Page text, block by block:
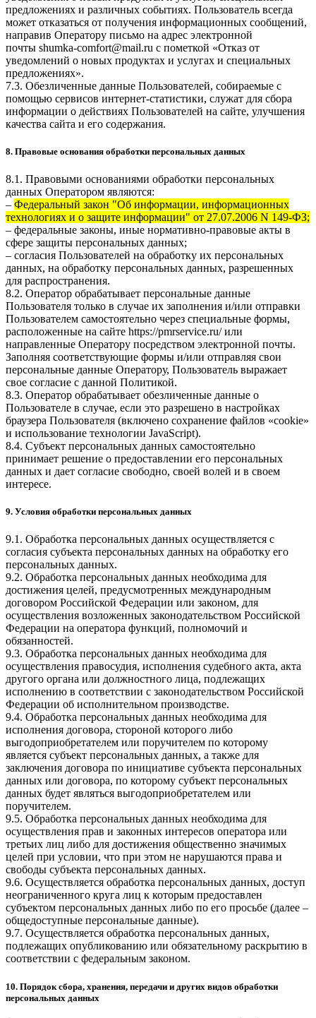
предложениях и различных событиях. Пользователь всегда
может отказаться от получения информационных сообщений,
направив Оператору письмо на адрес электронной
почты shumka-comfort@mail.ru с пометкой «Отказ от
уведомлений о новых продуктах и услугах и специальных
предложениях».
7.3. Обезличенные данные Пользователей, собираемые с
помощью сервисов интернет-статистики, служат для сбора
информации о действиях Пользователей на сайте, улучшения
качества сайта и его содержания.
8. Правовые основания обработки персональных данных
8.1. Правовыми основаниями обработки персональных
данных Оператором являются:
– Федеральный закон "Об информации, информационных
технологиях и о защите информации" от 27.07.2006 N 149-ФЗ;
– федеральные законы, иные нормативно-правовые акты в
сфере защиты персональных данных;
– согласия Пользователей на обработку их персональных
данных, на обработку персональных данных, разрешенных
для распространения.
8.2. Оператор обрабатывает персональные данные
Пользователя только в случае их заполнения и/или отправки
Пользователем самостоятельно через специальные формы,
расположенные на сайте https://pmrservice.ru/или
направленные Оператору посредством электронной почты.
Заполняя соответствующие формы и/или отправляя свои
персональные данные Оператору, Пользователь выражает
свое согласие с данной Политикой.
8.3. Оператор обрабатывает обезличенные данные о
Пользователе в случае, если это разрешено в настройках
браузера Пользователя (включено сохранение файлов «cookie»
и использование технологии JavaScript).
8.4. Субъект персональных данных самостоятельно
принимает решение о предоставлении его персональных
данных и дает согласие свободно, своей волей и в своем
интересе.
9. Условия обработки персональных данных
9.1. Обработка персональных данных осуществляется с
согласия субъекта персональных данных на обработку его
персональных данных.
9.2. Обработка персональных данных необходима для
достижения целей, предусмотренных международным
договором Российской Федерации или законом, для
осуществления возложенных законодательством Российской
Федерации на оператора функций, полномочий и
обязанностей.
9.3. Обработка персональных данных необходима для
осуществления правосудия, исполнения судебного акта, акта
другого органа или должностного лица, подлежащих
исполнению в соответствии с законодательством Российской
Федерации об исполнительном производстве.
9.4. Обработка персональных данных необходима для
исполнения договора, стороной которого либо
выгодоприобретателем или поручителем по которому
является субъект персональных данных, а также для
заключения договора по инициативе субъекта персональных
данных или договора, по которому субъект персональных
данных будет являться выгодоприобретателем или
поручителем.
9.5. Обработка персональных данных необходима для
осуществления прав и законных интересов оператора или
третьих лиц либо для достижения общественно значимых
целей при условии, что при этом не нарушаются права и
свободы субъекта персональных данных.
9.6. Осуществляется обработка персональных данных, доступ
неограниченного круга лиц к которым предоставлен
субъектом персональных данных либо по его просьбе (далее –
общедоступные персональные данные).
9.7. Осуществляется обработка персональных данных,
подлежащих опубликованию или обязательному раскрытию в
соответствии с федеральным законом.
10. Порядок сбора, хранения, передачи и других видов обработки
персональных данных